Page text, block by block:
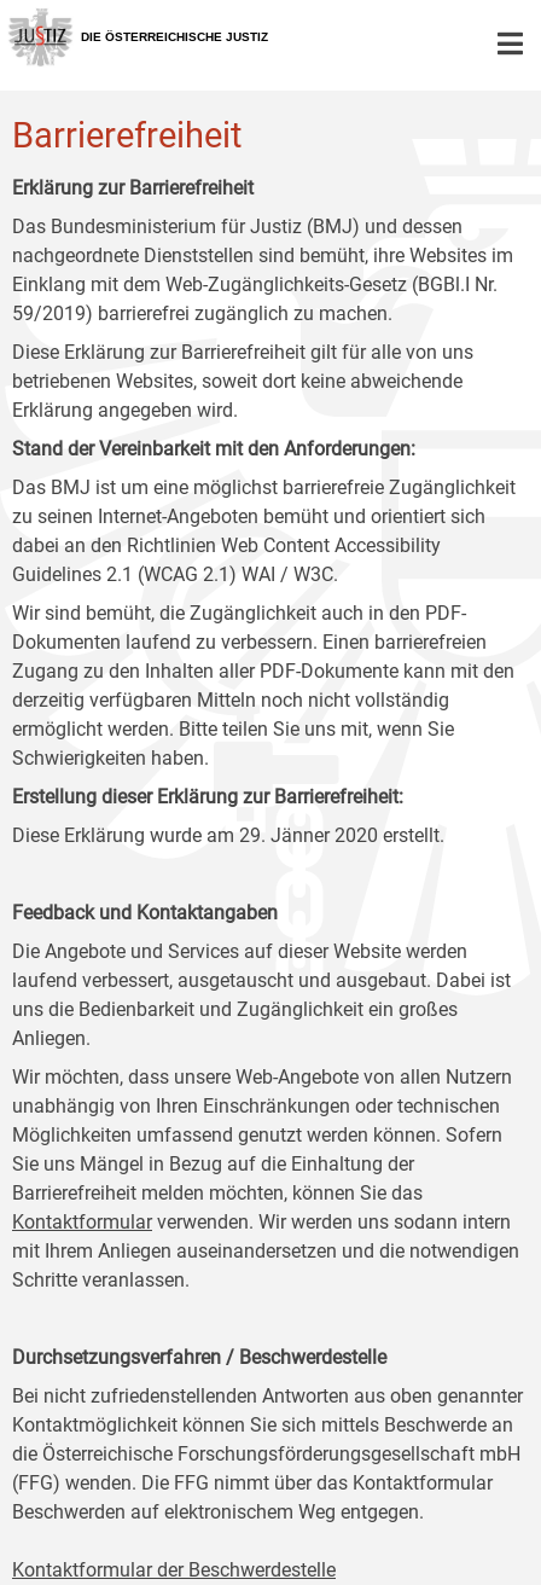
Zur
Hauptnavigation
[1]
Zum
Inhalt
[2]
Zum
Untermenü
[3]
DIE ÖSTERREICHISCHE JUSTIZ
Barrierefreiheit
Erklärung zur Barrierefreiheit
Das Bundesministerium für Justiz (BMJ) und dessen
nachgeordnete Dienststellen sind bemüht, ihre Websites im
Einklang mit dem Web-Zugänglichkeits-Gesetz (BGBl.I Nr.
59/2019) barrierefrei zugänglich zu machen.
Diese Erklärung zur Barrierefreiheit gilt für alle von uns
betriebenen Websites, soweit dort keine abweichende
Erklärung angegeben wird.
Stand der Vereinbarkeit mit den Anforderungen:
Das BMJ ist um eine möglichst barrierefreie Zugänglichkeit
zu seinen Internet-Angeboten bemüht und orientiert sich
dabei an den Richtlinien Web Content Accessibility
Guidelines 2.1 (WCAG 2.1) WAI / W3C.
Wir sind bemüht, die Zugänglichkeit auch in den PDF-
Dokumenten laufend zu verbessern. Einen barrierefreien
Zugang zu den Inhalten aller PDF-Dokumente kann mit den
derzeitig verfügbaren Mitteln noch nicht vollständig
ermöglicht werden. Bitte teilen Sie uns mit, wenn Sie
Schwierigkeiten haben.
Erstellung dieser Erklärung zur Barrierefreiheit:
Diese Erklärung wurde am 29. Jänner 2020 erstellt.
Feedback und Kontaktangaben
Die Angebote und Services auf dieser Website werden
laufend verbessert, ausgetauscht und ausgebaut. Dabei ist
uns die Bedienbarkeit und Zugänglichkeit ein großes
Anliegen.
Wir möchten, dass unsere Web-Angebote von allen Nutzern
unabhängig von Ihren Einschränkungen oder technischen
Möglichkeiten umfassend genutzt werden können. Sofern
Sie uns Mängel in Bezug auf die Einhaltung der
Barrierefreiheit melden möchten, können Sie das
Kontaktformularverwenden. Wir werden uns sodann intern
mit Ihrem Anliegen auseinandersetzen und die notwendigen
Schritte veranlassen.
Durchsetzungsverfahren / Beschwerdestelle
Bei nicht zufriedenstellenden Antworten aus oben genannter
Kontaktmöglichkeit können Sie sich mittels Beschwerde an
die Österreichische Forschungsförderungsgesellschaft mbH
(FFG) wenden. Die FFG nimmt über das Kontaktformular
Beschwerden auf elektronischem Weg entgegen.
Kontaktformular der Beschwerdestelle